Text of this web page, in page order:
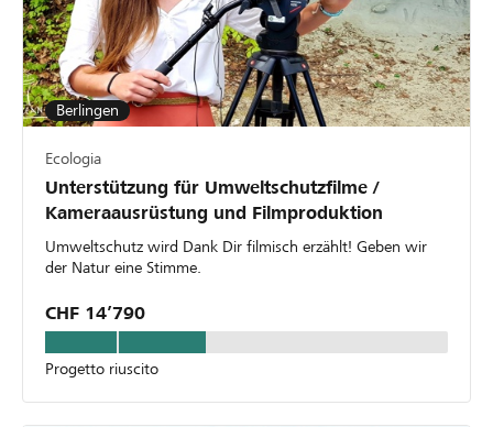
Berlingen
Ecologia
Unterstützung für Umweltschutzfilme /
Kameraausrüstung und Filmproduktion
Umweltschutz wird Dank Dir filmisch erzählt! Geben wir
der Natur eine Stimme.
CHF 14’790
Progetto riuscito